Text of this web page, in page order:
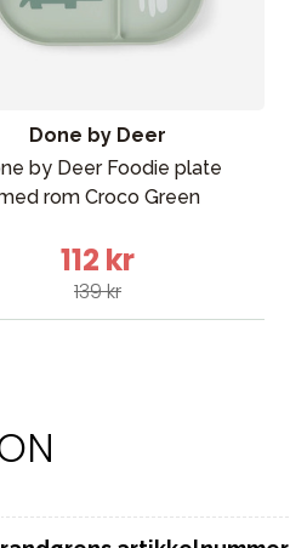
Done by Deer
by Deer Foodie plate
rom Croco Green
112 kr
139 kr